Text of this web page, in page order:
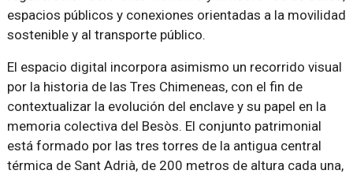
espacios públicos y conexiones orientadas a la movilidad
sostenible y al transporte público.
El espacio digital incorpora asimismo un recorrido visual
por la historia de las Tres Chimeneas, con el fin de
contextualizar la evolución del enclave y su papel en la
memoria colectiva del Besòs. El conjunto patrimonial
está formado por las tres torres de la antigua central
térmica de Sant Adrià, de 200 metros de altura cada una,